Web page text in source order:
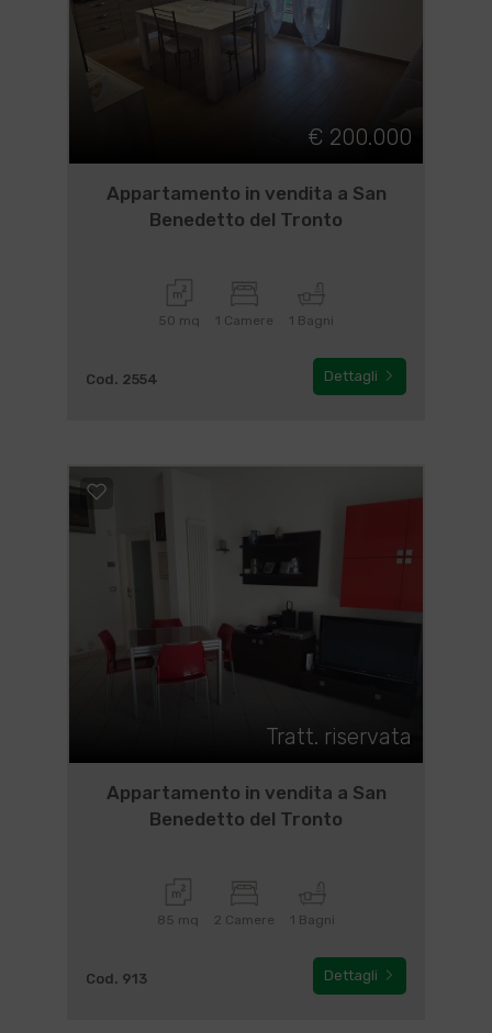
€ 200.000
Appartamento in vendita a San
Benedetto del Tronto
50 mq 1 Camere 1 Bagni
Cod. 2554 Dettagli
Tratt. riservata
Appartamento in vendita a San
Benedetto del Tronto
85 mq 2 Camere 1 Bagni
Cod. 913 Dettagli